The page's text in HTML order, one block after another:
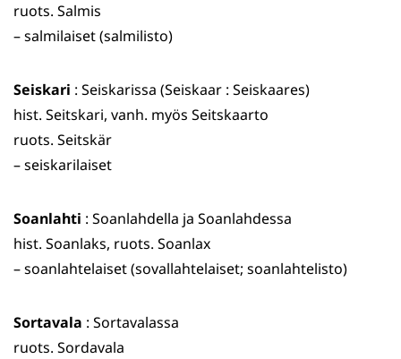
ruots. Salmis
– salmilaiset (salmilisto)
Seiskari : Seiskarissa (Seiskaar : Seiskaares)
hist. Seitskari, vanh. myös Seitskaarto
ruots. Seitskär
– seiskarilaiset
Soanlahti : Soanlahdella ja Soanlahdessa
hist. Soanlaks, ruots. Soanlax
– soanlahtelaiset (sovallahtelaiset; soanlahtelisto)
Sortavala : Sortavalassa
ruots. Sordavala